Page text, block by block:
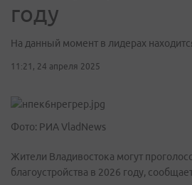
году
На данный момент в лидерах
11:21, 24 апреля 2025
Фото: РИА VladNews
Жители Владивостока могут
благоустройства в 2026 году,